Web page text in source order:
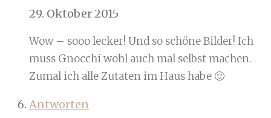
29. Oktober 2015
Wow – sooo lecker! Und so schöne Bilder! Ich
muss Gnocchi wohl auch mal selbst machen.
Zumal ich alle Zutaten im Haus habe 🙂
Antworten